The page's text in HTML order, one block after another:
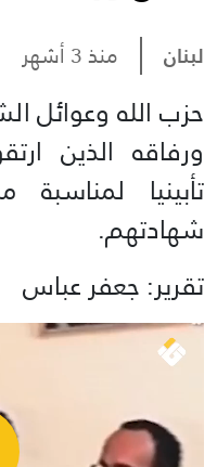
لبنان منذ 3 أشهر
حزب الله وعوائل
ورفاقه الذين
تأبينيا
شهادتهم.
تقرير: جعفر عباس